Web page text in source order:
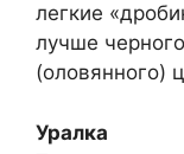
легкие
лучше
(оловянного)
Уралка